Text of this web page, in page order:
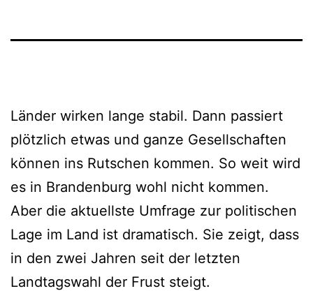
Länder wirken lange stabil. Dann passiert
plötzlich etwas und ganze Gesellschaften
können ins Rutschen kommen. So weit wird
es in Brandenburg wohl nicht kommen.
Aber die aktuellste Umfrage zur politischen
Lage im Land ist dramatisch. Sie zeigt, dass
in den zwei Jahren seit der letzten
Landtagswahl der Frust steigt.